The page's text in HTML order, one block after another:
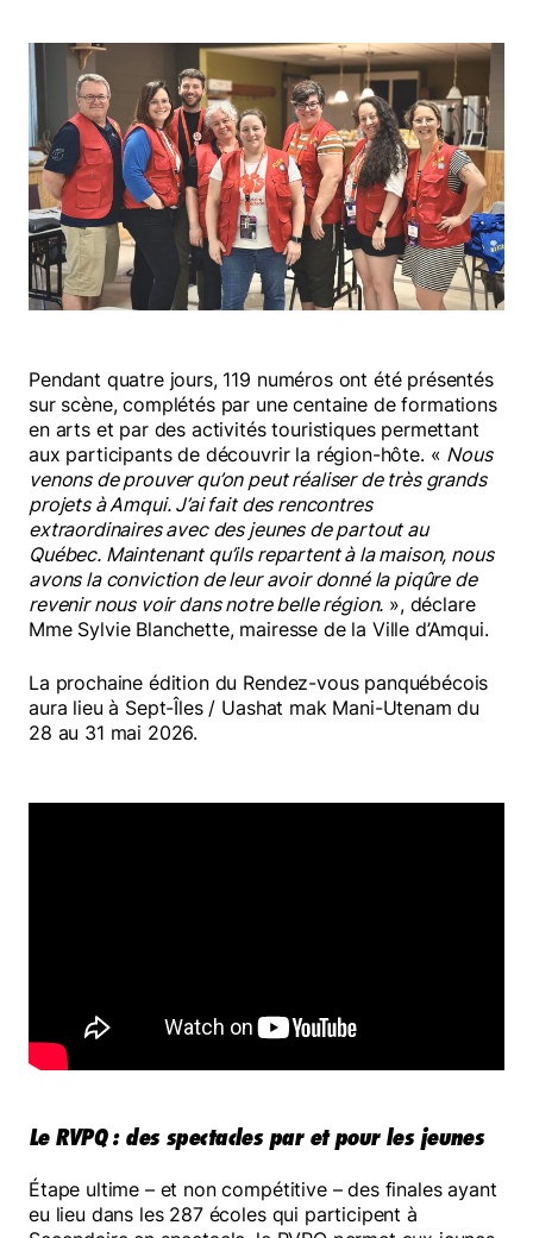
Pendant quatre jours, 119 numéros ont été présentés
sur scène, complétés par une centaine de formations
en arts et par des activités touristiques permettant
aux participants de découvrir la région-hôte. « Nous
venons de prouver qu’on peut réaliser de très grands
projets à Amqui. J’ai fait des rencontres
extraordinaires avec des jeunes de partout au
Québec. Maintenant qu’ils repartent à la maison, nous
avons la conviction de leur avoir donné la piqûre de
revenir nous voir dans notre belle région. », déclare
Mme Sylvie Blanchette, mairesse de la Ville d’Amqui.
La prochaine édition du Rendez-vous panquébécois
aura lieu à Sept-Îles / Uashat mak Mani-Utenam du
28 au 31 mai 2026.
Le RVPQ : des spectacles par et pour les jeunes
Étape ultime – et non compétitive – des finales ayant
eu lieu dans les 287 écoles qui participent à